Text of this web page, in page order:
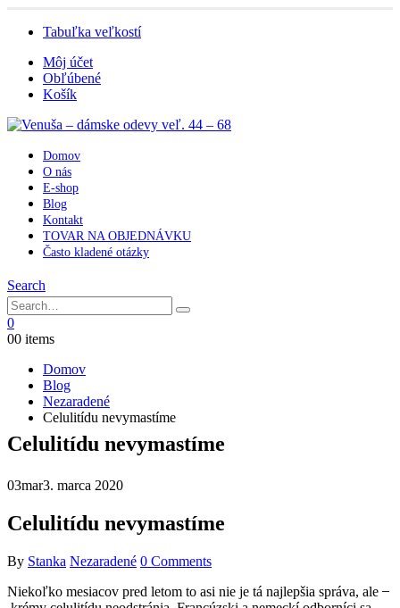
Tabuľka veľkostí
Môj účet
Obľúbené
Košík
Domov
O nás
E-shop
Blog
Kontakt
TOVAR NA OBJEDNÁVKU
Často kladené otázky
Search
0
00 items
Domov
Blog
Nezaradené
Celulitídu nevymastíme
Celulitídu nevymastíme
03mar3. marca 2020
Celulitídu nevymastíme
By Stanka Nezaradené 0 Comments
Niekoľko mesiacov pred letom to asi nie je tá najlepšia správa, ale ̶